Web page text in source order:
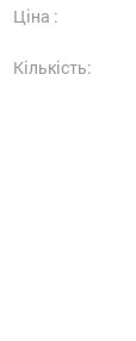
Ціна :
Кількість: